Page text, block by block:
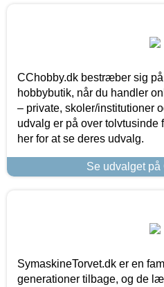
CChobby.dk bestræber sig
hobbybutik, når du handler
– private, skoler/institutioner
udvalg er på over tolvtusinde
her for at se deres udvalg.
Se udvalget på
SymaskineTorvet.dk er en
generationer tilbage, og de